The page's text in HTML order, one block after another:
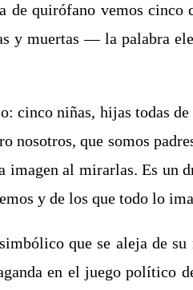
quirófano vemos cinco
y muertas ― la palabra
niñas, hijas todas
que somos
imagen al mirarlas. Es
y de los que todo lo
que se aleja de
en el juego político